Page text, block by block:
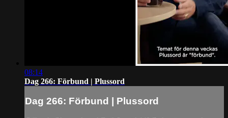
08:14
Dag 266: Förbund | Plussord
Dag 266: Förbund | Plussord